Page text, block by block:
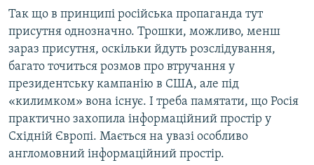
Так що в принципі російська пропаганда тут
присутня однозначно. Трошки, можливо, менш
зараз присутня, оскільки йдуть розслідування,
багато точиться розмов про втручання у
президентську кампанію в США, але під
«килимком» вона існує. І треба памятати, що Росія
практично захопила інформаційний простір у
Східній Європі. Мається на увазі особливо
англомовний інформаційний простір.